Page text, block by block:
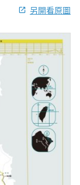
另開看原圖